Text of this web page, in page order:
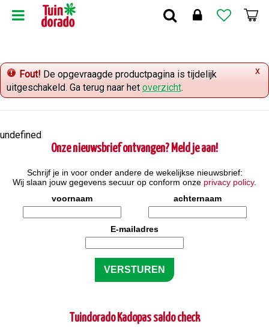
r
o
n
e
x
Fout! De opgevraagde productpagina is tijdelijk
uitgeschakeld. Ga terug naar hetoverzicht.
undefined
Onze nieuwsbrief ontvangen? Meld je aan!
Schrijf je in voor onder andere de wekelijkse nieuwsbrief:
Wij slaan jouw gegevens secuur op conform onze privacy policy.
voornaam
achternaam
E-mailadres
Tuindorado Kadopas saldo check